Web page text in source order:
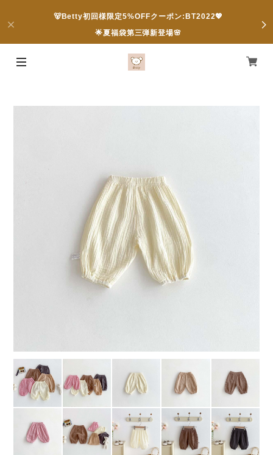
🐻Betty初回様限定5%OFFクーポン:BT2022💖
🌟夏福袋第三弾新登場🌸